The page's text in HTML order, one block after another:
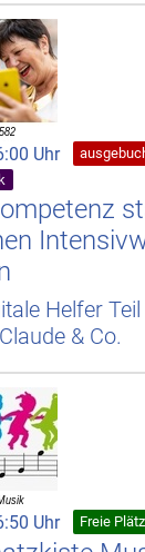
Uhr
Helfer
& Co.
Uhr Freie